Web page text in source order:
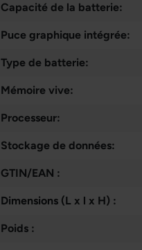
Capacité de la batterie:
Puce graphique intégrée:
Type de batterie:
Mémoire vive:
Processeur:
Stockage de données:
GTIN/EAN :
Dimensions (L x l x H) :
Poids :